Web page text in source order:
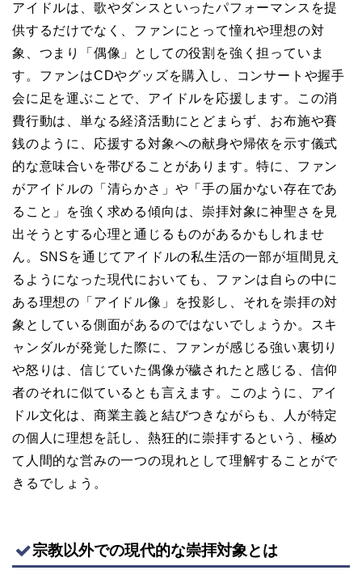
アイドルは、歌やダンスといったパフォーマンスを提
供するだけでなく、ファンにとって憧れや理想の対
象、つまり「偶像」としての役割を強く担っていま
す。ファンはCDやグッズを購入し、コンサートや握手
会に足を運ぶことで、アイドルを応援します。この消
費行動は、単なる経済活動にとどまらず、お布施や賽
銭のように、応援する対象への献身や帰依を示す儀式
的な意味合いを帯びることがあります。特に、ファン
がアイドルの「清らかさ」や「手の届かない存在であ
ること」を強く求める傾向は、崇拝対象に神聖さを見
出そうとする心理と通じるものがあるかもしれませ
ん。SNSを通じてアイドルの私生活の一部が垣間見え
るようになった現代においても、ファンは自らの中に
ある理想の「アイドル像」を投影し、それを崇拝の対
象としている側面があるのではないでしょうか。スキ
ャンダルが発覚した際に、ファンが感じる強い裏切り
や怒りは、信じていた偶像が穢されたと感じる、信仰
者のそれに似ているとも言えます。このように、アイ
ドル文化は、商業主義と結びつきながらも、人が特定
の個人に理想を託し、熱狂的に崇拝するという、極め
て人間的な営みの一つの現れとして理解することがで
きるでしょう。
宗教以外での現代的な崇拝対象とは